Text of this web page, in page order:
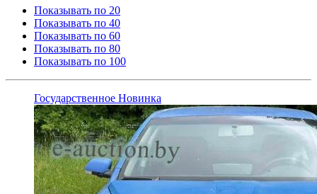
Показывать по 20
Показывать по 40
Показывать по 60
Показывать по 80
Показывать по 100
Государственное Новинка